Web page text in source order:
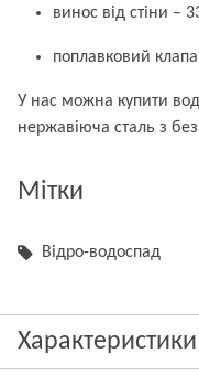
винос від стіни –
поплавковий
У нас можна купити
нержавіюча сталь з
Мітки
Відро-водоспад
Характеристики